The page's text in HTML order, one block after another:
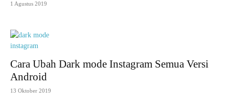
1 Agustus 2019
Cara Ubah Dark mode Instagram Semua Versi
Android
13 Oktober 2019